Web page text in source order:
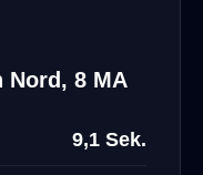
Nord, 8 MA
9,1 Sek.